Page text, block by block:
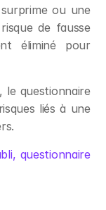
ou une
de fausse
éliminé pour
le questionnaire
liés à une
questionnaire